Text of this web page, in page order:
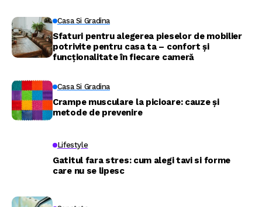
Casa Si Gradina
Sfaturi pentru alegerea pieselor de mobilier
potrivite pentru casa ta – confort și
funcționalitate în fiecare cameră
Casa Si Gradina
Crampe musculare la picioare: cauze și
metode de prevenire
Lifestyle
Gatitul fara stres: cum alegi tavi si forme
care nu se lipesc